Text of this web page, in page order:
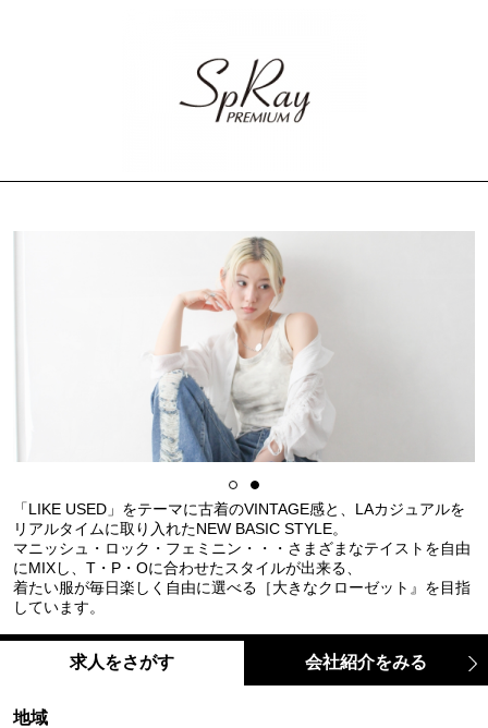
「LIKE USED」をテーマに古着のVINTAGE感と、LAカジュアルを
リアルタイムに取り入れたNEW BASIC STYLE。
マニッシュ・ロック・フェミニン・・・さまざまなテイストを自由
にMIXし、T・P・Oに合わせたスタイルが出来る、
着たい服が毎日楽しく自由に選べる［大きなクローゼット』を目指
しています。
求人をさがす 会社紹介をみる
地域